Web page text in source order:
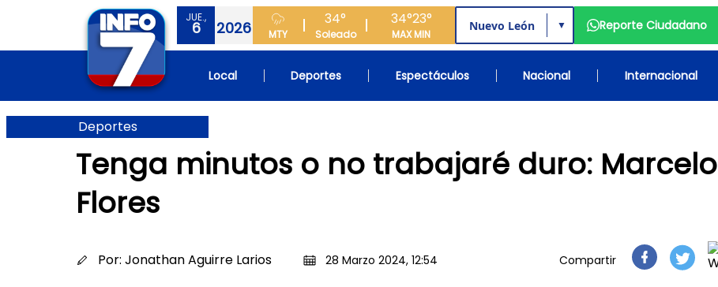
JUE.,
6 2026 MTY
34°
Soleado
34°
MAX
23°
MIN
▼ Reporte Ciudadano
Local Deportes Espectáculos Nacional Internacional
Deportes
Tenga minutos o no trabajaré duro: Marcelo
Flores
Por: Jonathan Aguirre Larios 28 Marzo 2024, 12:54 Compartir